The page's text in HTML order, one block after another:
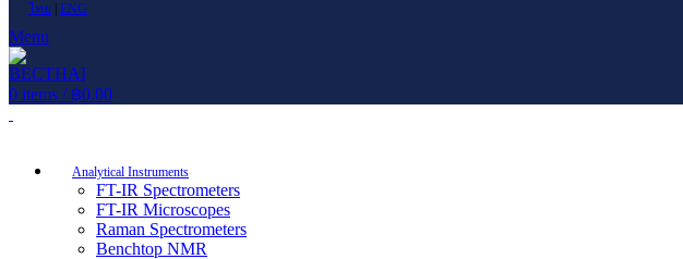
ไทย ENG
Menu
0 items / ฿0.00
Analytical Instruments
FT-IR Spectrometers
FT-IR Microscopes
Raman Spectrometers
Benchtop NMR